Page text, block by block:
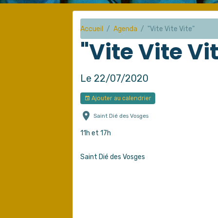
Accueil Agenda "Vite Vite Vite"
"Vite Vite
Le 22/07/2020
Ajouter au calendrier
Saint Dié des Vosges
11h et 17h
Saint Dié des Vosges